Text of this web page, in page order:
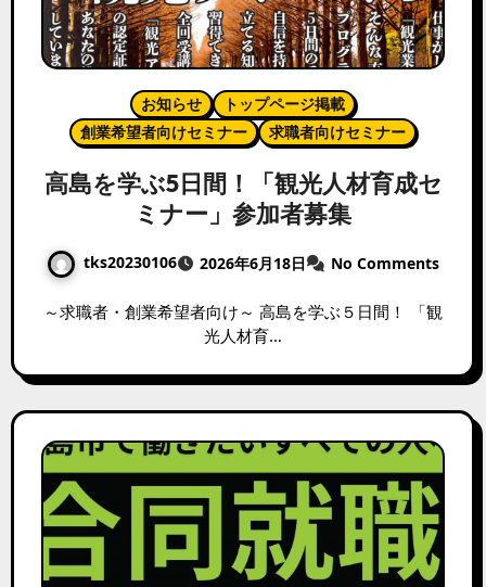
お知らせ
トップページ掲載
創業希望者向けセミナー
求職者向けセミナー
高島を学ぶ5日間！「観光人材育成セ
ミナー」参加者募集
tks20230106 2026年6月18日 No Comments
～求職者・創業希望者向け～ 高島を学ぶ５日間！ 「観
光人材育…